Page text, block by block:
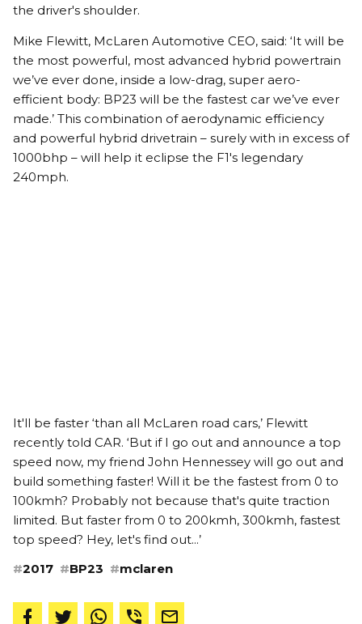
the driver's shoulder.
Mike Flewitt, McLaren Automotive CEO, said: ‘It will be
the most powerful, most advanced hybrid powertrain
we’ve ever done, inside a low-drag, super aero-
efficient body: BP23 will be the fastest car we’ve ever
made.’ This combination of aerodynamic efficiency
and powerful hybrid drivetrain – surely with in excess of
1000bhp – will help it eclipse the F1's legendary
240mph.
It'll be faster ‘than all McLaren road cars,’ Flewitt
recently told CAR. ‘But if I go out and announce a top
speed now, my friend John Hennessey will go out and
build something faster! Will it be the fastest from 0 to
100kmh? Probably not because that's quite traction
limited. But faster from 0 to 200kmh, 300kmh, fastest
top speed? Hey, let's find out...’
#2017 #BP23 #mclaren